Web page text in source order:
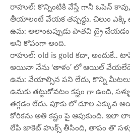
రాహుల్: కొన్నింటికి వేస్తే గానీ ఒపెన్
తీయాలంటే వేయక తప్పద్దు. చిలుం
ఉమ: అలాంటప్పుడు పాతవి ట్రై చేయడం
అని కోపంగా అంది.
రాహుల్: old is gold కదా, అందుకే..
అయినా నేను ‘తాళం’ లో ఆయిల్
ఉమ: వేయాల్సిన పని లేదు, కొన్ని మీటలు
ఉమకు తట్టుకోవటం కష్టం గా ఉంది,
తగ్గడం లేదు. పూకు లో దూల ఎక్కువ
కోరికను అతి కష్టం పై ఆపుకుంది.
లేపి జాకెట్ హుక్స్ తీసింది, తాపం తొ